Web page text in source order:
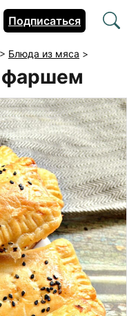
Подписаться
> Блюда из мяса >
фаршем